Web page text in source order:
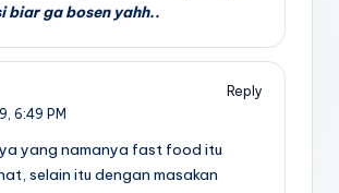
biar ga bosen yahh..
Reply
6:49 PM
yang namanya fast food itu
selain itu dengan masakan